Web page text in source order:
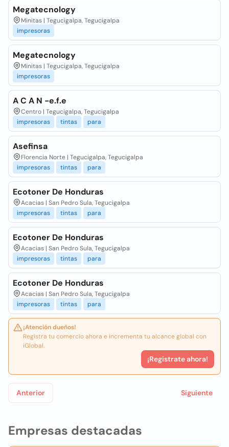
Empresas destacadas
Megatecnology
Minitas | Tegucigalpa, Tegucigalpa
impresoras
Megatecnology
Minitas | Tegucigalpa, Tegucigalpa
impresoras
A C A N -e.f.e
Centro | Tegucigalpa, Tegucigalpa
impresoras
tintas para
Asefinsa
Florencia Norte | Tegucigalpa, Tegucigalpa
impresoras
tintas para
Ecotoner De Honduras
Acacias | San Pedro Sula, Tegucigalpa
impresoras
tintas para
Ecotoner De Honduras
Acacias | San Pedro Sula, Tegucigalpa
impresoras
tintas para
Ecotoner De Honduras
Acacias | San Pedro Sula, Tegucigalpa
impresoras
tintas para
¡Atención dueños!
Registra tu comercio ahora e incrementa tu alcance global con
iGlobal.
¡Registrate ahora!
Anterior Siguiente